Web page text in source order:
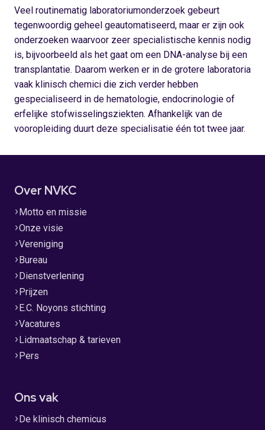
Veel routinematig laboratoriumonderzoek gebeurt
tegenwoordig geheel geautomatiseerd, maar er zijn ook
onderzoeken waarvoor zeer specialistische kennis nodig
is, bijvoorbeeld als het gaat om een DNA-analyse bij een
transplantatie. Daarom werken er in de grotere laboratoria
vaak klinisch chemici die zich verder hebben
gespecialiseerd in de hematologie, endocrinologie of
erfelijke stofwisselingsziekten. Afhankelijk van de
vooropleiding duurt deze specialisatie één tot twee jaar.
Over NVKC
Motto en missie
Onze visie
Vereniging
Bureau
Dienstverlening
Prijzen
E.C. Noyons stichting
Vacatures
Lidmaatschap & tarieven
Pers
Ons vak
De klinisch chemicus